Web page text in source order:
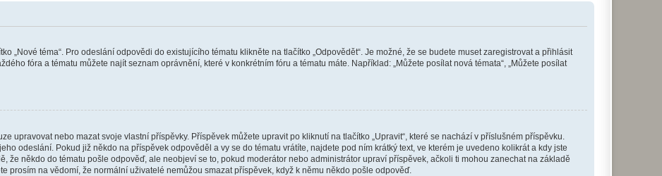
„Nové téma“. Pro odeslání odpovědi do existujícího tématu klikněte na tlačítko „Odpovědět“. Je možné, že se budete muset zaregistrovat a přihlásit
fóra a tématu můžete najít seznam oprávnění, které v konkrétním fóru a tématu máte. Například: „Můžete posílat nová témata“, „Můžete posílat
upravovat nebo mazat svoje vlastní příspěvky. Příspěvek můžete upravit po kliknutí na tlačítko „Upravit“, které se nachází v příslušném příspěvku.
odeslání. Pokud již někdo na příspěvek odpověděl a vy se do tématu vrátíte, najdete pod ním krátký text, ve kterém je uvedeno kolikrát a kdy jste
že někdo do tématu pošle odpověď, ale neobjeví se to, pokud moderátor nebo administrátor upraví příspěvek, ačkoli ti mohou zanechat na základě
prosím na vědomí, že normální uživatelé nemůžou smazat příspěvek, když k němu někdo pošle odpověď.